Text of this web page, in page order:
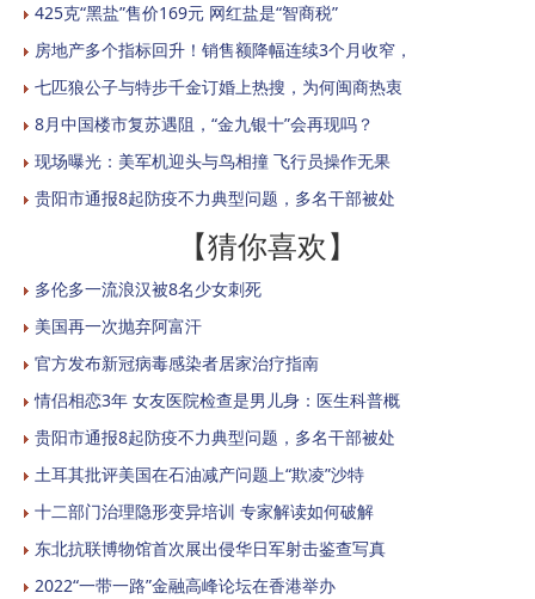
425克“黑盐”售价169元 网红盐是“智商税”
房地产多个指标回升！销售额降幅连续3个月收窄，
七匹狼公子与特步千金订婚上热搜，为何闽商热衷
8月中国楼市复苏遇阻，“金九银十”会再现吗？
现场曝光：美军机迎头与鸟相撞 飞行员操作无果
贵阳市通报8起防疫不力典型问题，多名干部被处
【猜你喜欢】
多伦多一流浪汉被8名少女刺死
美国再一次抛弃阿富汗
官方发布新冠病毒感染者居家治疗指南
情侣相恋3年 女友医院检查是男儿身：医生科普概
贵阳市通报8起防疫不力典型问题，多名干部被处
土耳其批评美国在石油减产问题上“欺凌”沙特
十二部门治理隐形变异培训 专家解读如何破解
东北抗联博物馆首次展出侵华日军射击鉴查写真
2022“一带一路”金融高峰论坛在香港举办